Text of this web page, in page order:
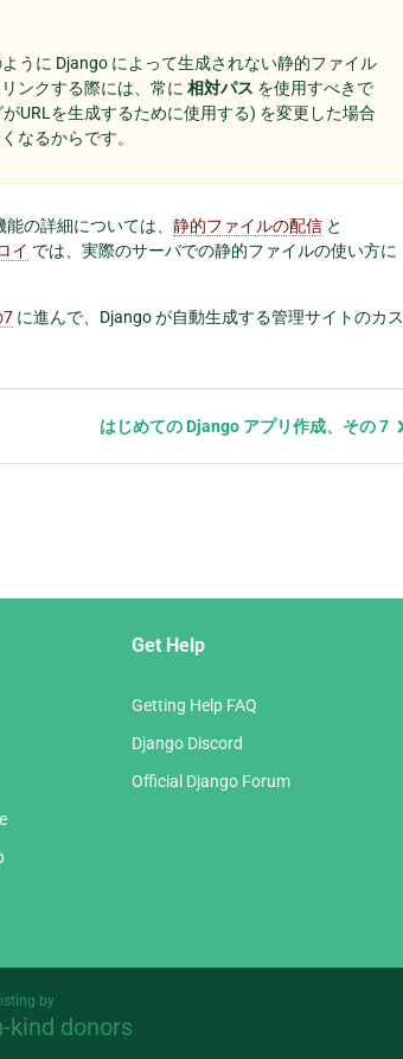
うに Django によって生成されない静的ファイル
ンクする際には、常に 相対パス を使用すべきで
URLを生成するために使用する) を変更した場合
なるからです。
の詳細については、 静的ファイルの配信 と
イ では、実際のサーバでの静的ファイルの使い方に
7 に進んで、Django が自動生成する管理サイトのカス
はじめての Django アプリ作成、その 7
Get Help
Getting Help FAQ
Django Discord
Official Django Forum
by
kind donors